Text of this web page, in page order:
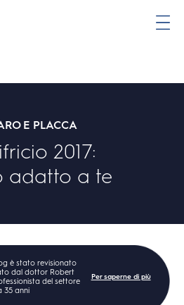
E PLACCA
2017:
adatto a te
è stato revisionato
dal dottor Robert
del settore
35 anni
Per saperne di più